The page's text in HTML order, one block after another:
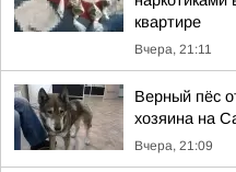
квартире
Вчера, 21:11
Верный пёс
хозяина на
Вчера, 21:09